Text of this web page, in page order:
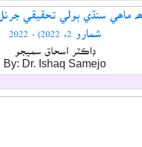
شمارو 2، 2022) - 2022
ڊاڪٽر اسحاق سميجو
By: Dr. Ishaq Samejo